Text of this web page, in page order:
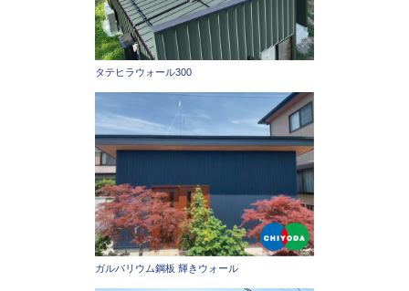
タテヒラウォール300
ガルバリウム鋼板 輝きウォール